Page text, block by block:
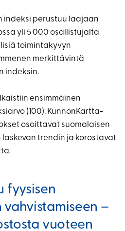
indeksi perustuu laajaan
yli 5 000 osallistujalta
toimintakyvyn
merkittävintä
indeksin.
ensimmäinen
(100). KunnonKartta-
osoittavat suomalaisen
trendin ja korostavat
fyysisen
–
vuoteen